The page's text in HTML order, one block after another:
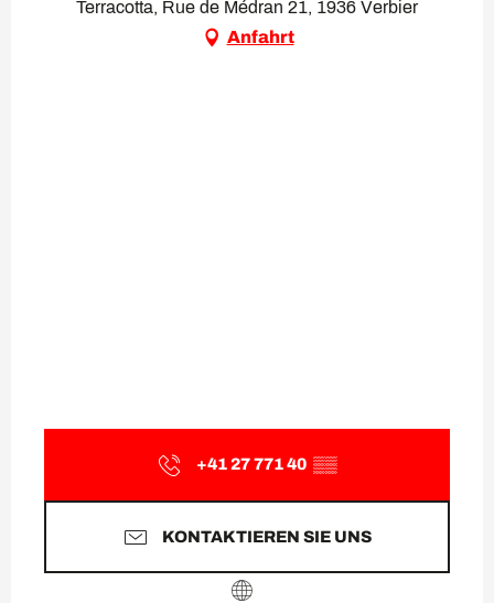
Terracotta, Rue de Médran 21, 1936 Verbier
Anfahrt
+41 27 771 40 ▒▒
KONTAKTIEREN SIE UNS